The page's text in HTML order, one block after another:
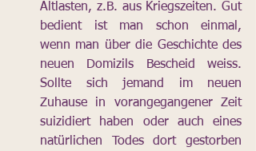
Altlasten, z.B. aus Kriegszeiten. Gut
bedient ist man schon einmal,
wenn man über die Geschichte des
neuen Domizils Bescheid weiss.
Sollte sich jemand im neuen
Zuhause in vorangegangener Zeit
suizidiert haben oder auch eines
natürlichen Todes dort gestorben